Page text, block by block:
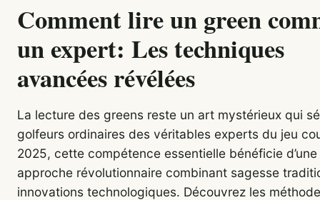
Comment lire un green
un expert: Les techniques
avancées révélées
La lecture des greens reste un art mystérieux qui
golfeurs ordinaires des véritables experts du jeu
2025, cette compétence essentielle bénéficie d’une
approche révolutionnaire combinant sagesse
innovations technologiques. Découvrez les